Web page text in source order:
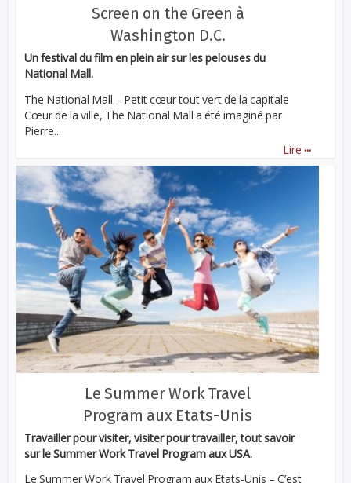
Screen on the Green à
Washington D.C.
Un festival du film en plein air sur les pelouses du
National Mall.
The National Mall – Petit cœur tout vert de la capitale
Cœur de la ville, The National Mall a été imaginé par
Pierre...
Lire ...
Le Summer Work Travel
Program aux Etats-Unis
Travailler pour visiter, visiter pour travailler, tout savoir
sur le Summer Work Travel Program aux USA.
Le Summer Work Travel Program aux Etats-Unis – C’est